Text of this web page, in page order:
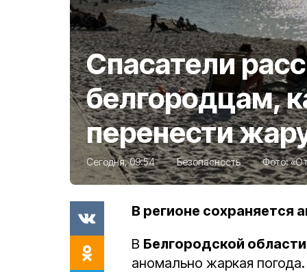
Спасатели
белгородцам,
перенести
Сегодня, 09:54 Безопасность Фото:
В регионе сохраняется
В Белгородской области
аномально жаркая